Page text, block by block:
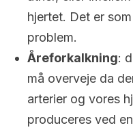
hjertet. Det er
problem.
Åreforkalkning:
må overveje da
arterier og vores
produceres ved